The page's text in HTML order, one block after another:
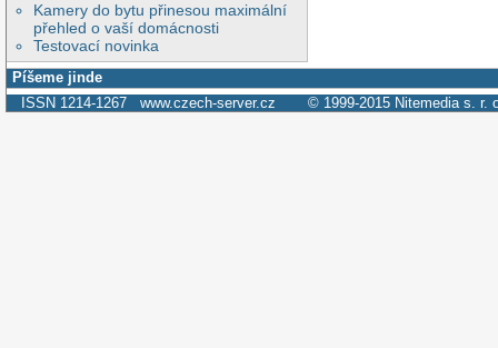
Kamery do bytu přinesou maximální
přehled o vaší domácnosti
Testovací novinka
Píšeme jinde
ISSN 1214-1267 www.czech-server.cz © 1999-2015 Nitemedia s. r.